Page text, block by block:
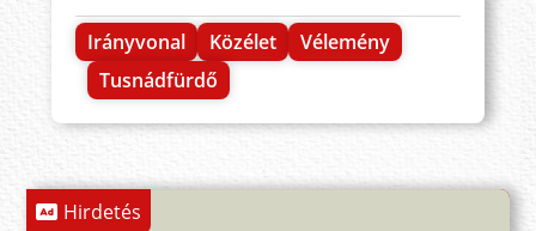
Irányvonal Közélet
Vélemény
Tusnádfürdő
Hirdetés